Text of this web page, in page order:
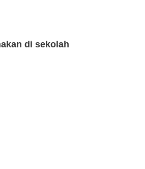
di sekolah